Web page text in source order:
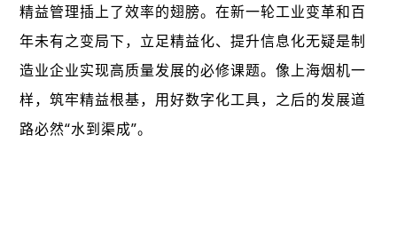
精益管理插上了效率的翅膀。在新一轮工业变革和百
年未有之变局下，立足精益化、提升信息化无疑是制
造业企业实现高质量发展的必修课题。像上海烟机一
样，筑牢精益根基，用好数字化工具，之后的发展道
路必然“水到渠成”。